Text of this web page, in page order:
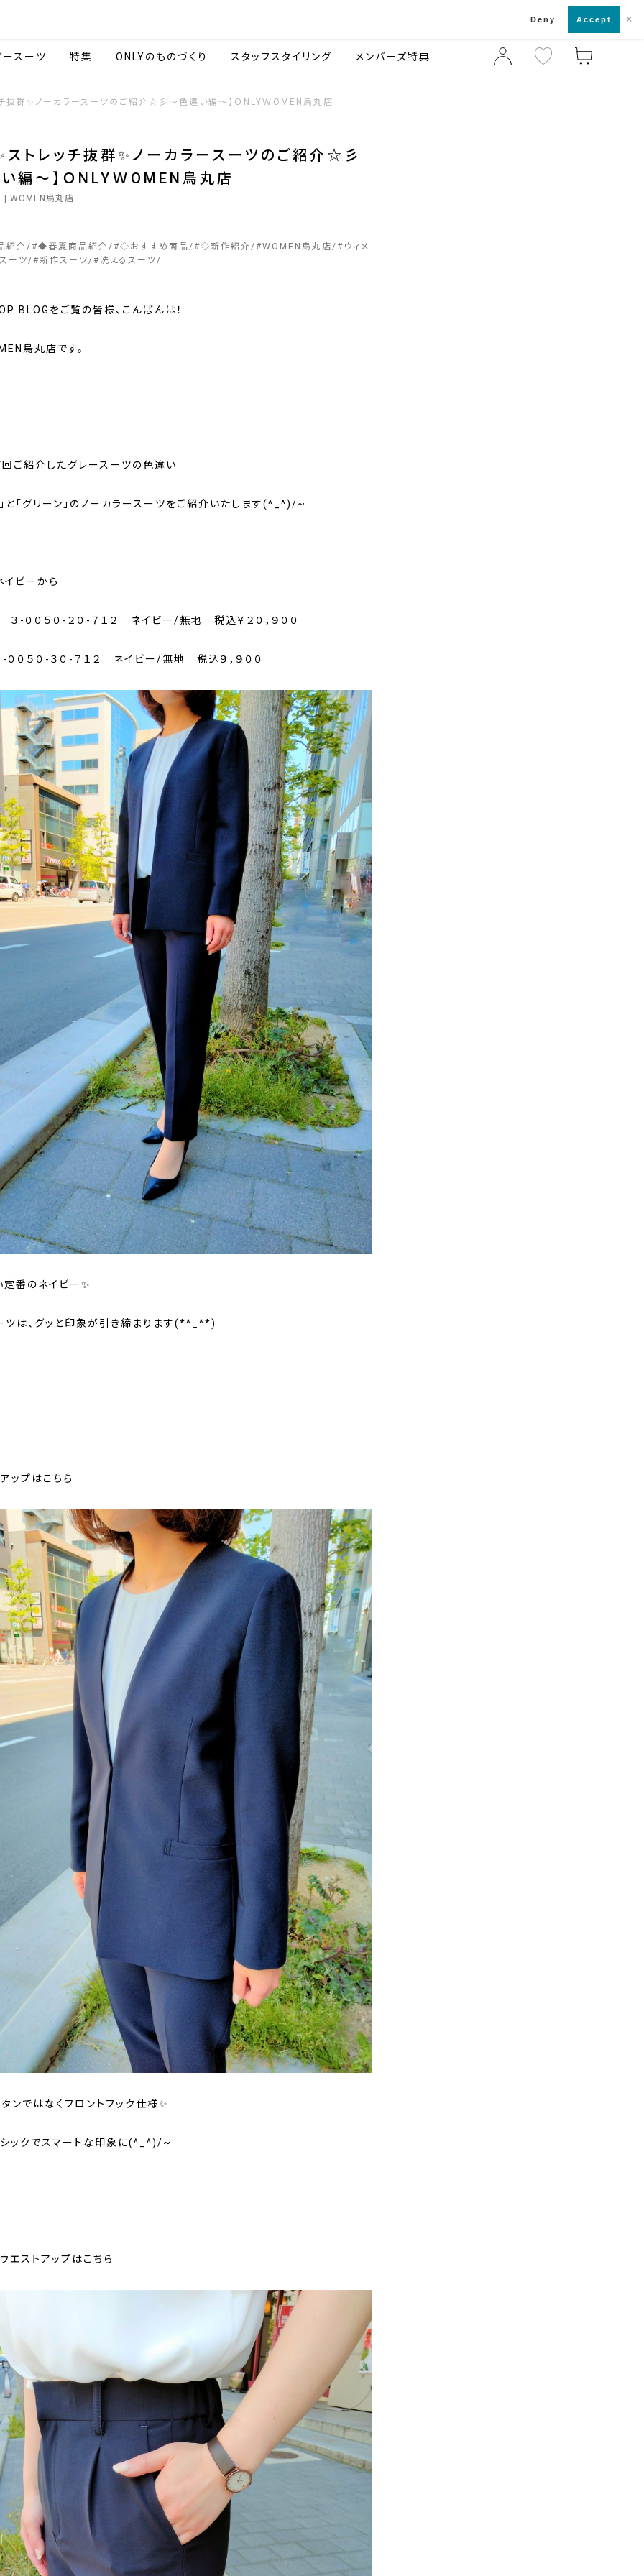
店舗一覧・来店予約
スーツ 特集 ONLYのものづくり スタッフスタイリング メンバーズ特典
チ抜群✨ノーカラースーツのご紹介☆彡～色違い編～】ＯNLYＷOMEN烏丸店
ストレッチ抜群✨ノーカラースーツのご紹介☆彡
編～】ＯNLYＷOMEN烏丸店
| WOMEN烏丸店
紹介 #◆春夏商品紹介 #◇おすすめ商品 #◇新作紹介 #WOMEN烏丸店 # ウィメ
スーツ
#新作スーツ #洗えるスーツ
BLOGをご覧の皆様、こんばんは！
烏丸店です。
回ご紹介したグレースーツの色違い
と「グリーン」のノーカラースーツをご紹介いたします(^_^)/~
ビーから
３-００５０-２０-７１２ ネイビー/無地 税込￥２０，９００
０５０-３０-７１２ ネイビー/無地 税込９，９００
定番のネイビー✨
ツは、グッと印象が引き締まります(*^_^*)
ップはこちら
ンではなくフロントフック仕様✨
シックでスマートな印象に(^_^)/~
エストアップはこちら
Deny Accept ×